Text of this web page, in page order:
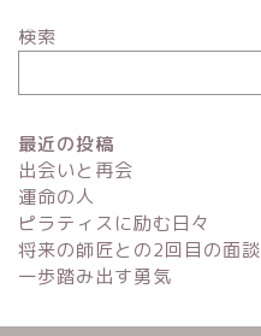
検索
最近の投稿
出会いと再会
運命の人
ピラティスに励む日々
将来の師匠との2回目の面談
一歩踏み出す勇気